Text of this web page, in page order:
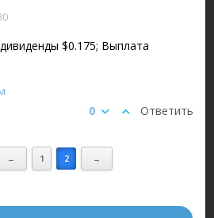
$0.175; Выплата
Ответить
0
← 1 2 →